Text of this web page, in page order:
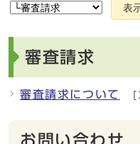
表
審査請求
審査請求について
お問い合わせ